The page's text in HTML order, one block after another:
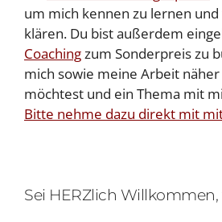
um mich kennen zu lernen
klären. Du bist außerdem
Coachingzum Sonderpreis zu
mich sowie meine Arbeit
möchtest und ein Thema mit
Bitte nehme dazu direkt mit
Sei HERZlich